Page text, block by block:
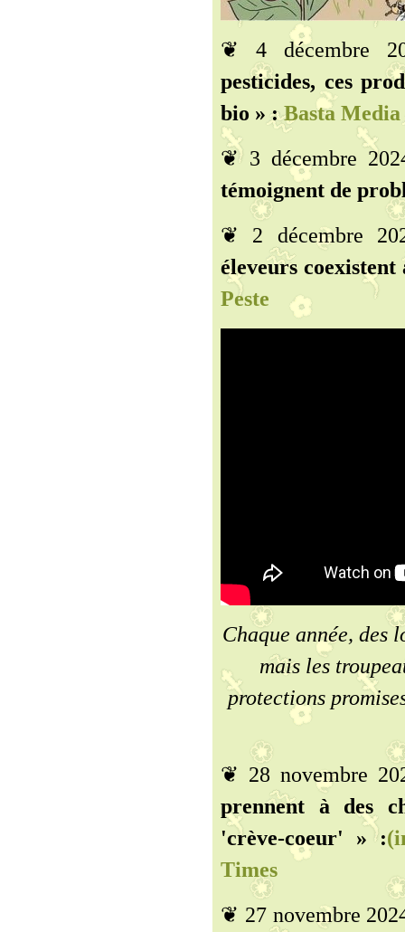
❦ 4 décembre
pesticides, ces
bio » :Basta Media
❦ 3 décembre
témoignent de
❦ 2 décembre
éleveurs coexistent
Peste
Chaque année, des
mais les
protections
❦ 28 novembre
prennent à des
'crève-coeur' » :
Times
❦ 27 novembre